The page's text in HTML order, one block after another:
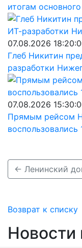
итогам
07.08.2026
Глеб Никитин
разработки
07.08.2026
Прямым рейсом
Возврат к списку
Новости